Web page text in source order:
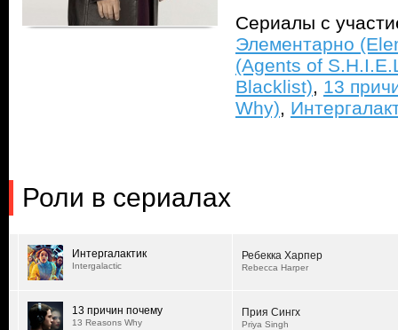
Сериалы с
Элементарно
(Agents of
Blacklist), 13
Why),
Роли в сериалах
Интергалактик
Intergalactic
Ребекка Харпер
Rebecca Harper
13 причин почему
13 Reasons Why
Прия Сингх
Priya Singh